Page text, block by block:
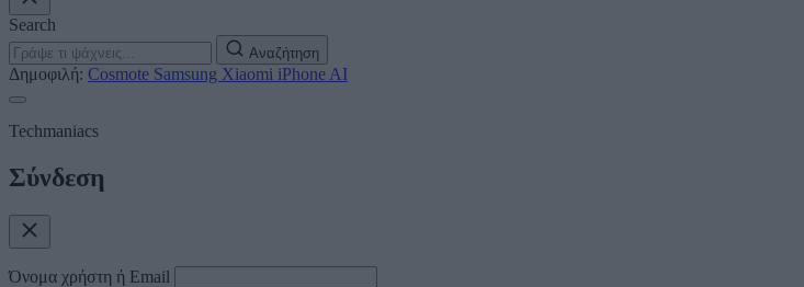
Search
Αναζήτηση
Δημοφιλή: Cosmote Samsung Xiaomi iPhone AI
Techmaniacs
Σύνδεση
Όνομα χρήστη ή Email